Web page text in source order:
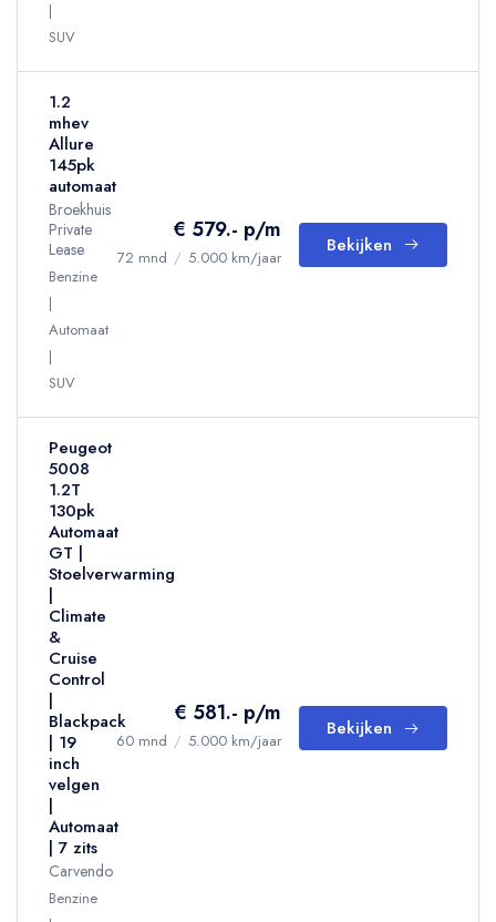
SUV
1.2
mhev
Allure
145pk
automaat
Broekhuis
Private
Lease
Benzine
Automaat
SUV
€ 579.- p/m
72 mnd / 5.000 km/jaar
Bekijken
Peugeot
5008
1.2T
130pk
Automaat
GT |
Stoelverwarming
|
Climate
&
Cruise
Control
|
Blackpack
| 19
inch
velgen
|
Automaat
| 7 zits
Carvendo
Benzine
€ 581.- p/m
60 mnd / 5.000 km/jaar
Bekijken